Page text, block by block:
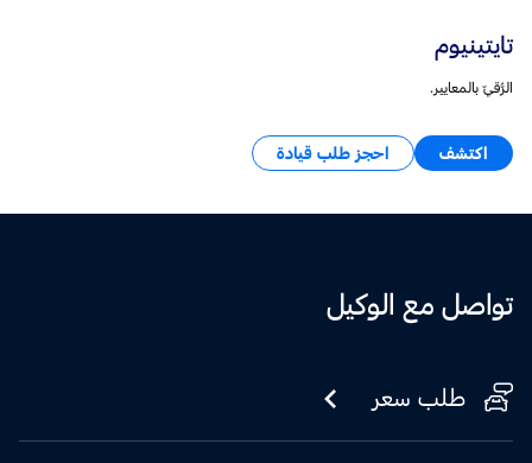
تايتينيوم
الرُّقيّ بالمعايير.
اكتشف احجز طلب قيادة
تواصل مع الوكيل
طلب سعر